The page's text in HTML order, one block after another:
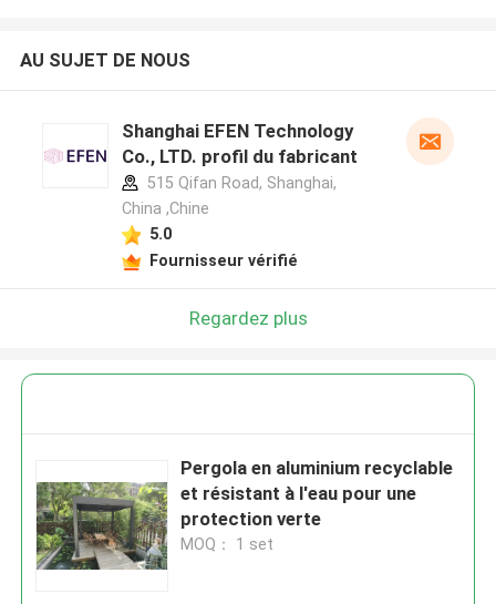
AU SUJET DE NOUS
Shanghai EFEN Technology
Co., LTD. profil du fabricant
515 Qifan Road, Shanghai,
China ,Chine
5.0
Fournisseur vérifié
Regardez plus
Pergola en aluminium recyclable
et résistant à l'eau pour une
protection verte
MOQ： 1 set